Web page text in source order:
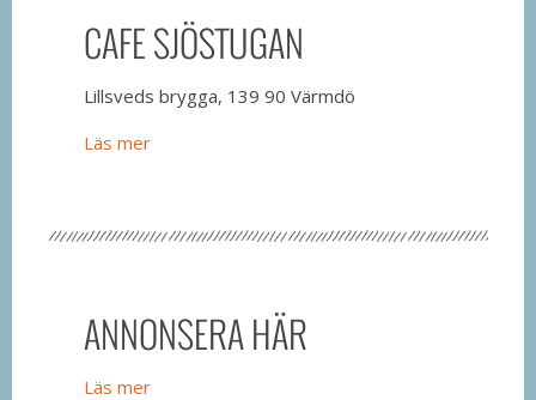
CAFE SJÖSTUGAN
Lillsveds brygga, 139 90 Värmdö
Läs mer
ANNONSERA HÄR
Läs mer